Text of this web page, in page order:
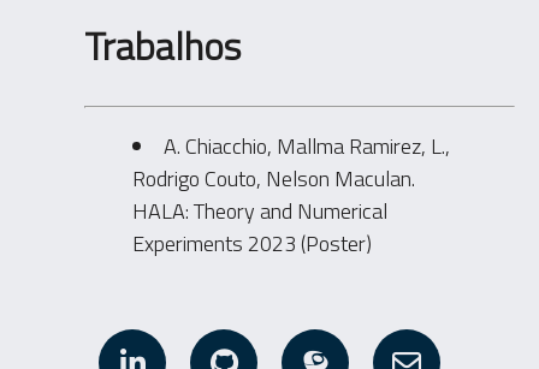
Trabalhos
A. Chiacchio, Mallma Ramirez, L.,
Rodrigo Couto, Nelson Maculan.
HALA: Theory and Numerical
Experiments 2023 (Poster)